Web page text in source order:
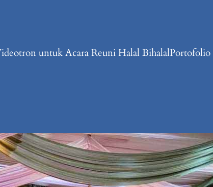
untuk Acara Reuni Halal Bihalal